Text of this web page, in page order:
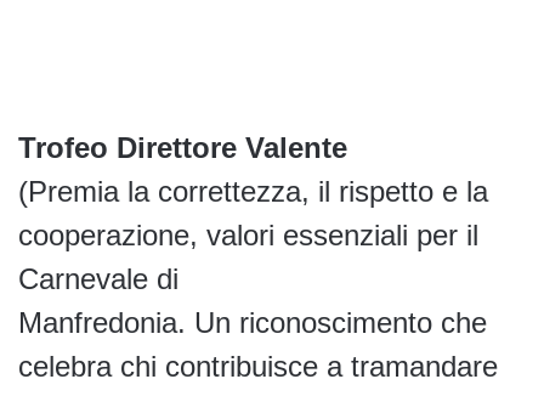
Trofeo Direttore Valente
(Premia la correttezza, il rispetto e la
cooperazione, valori essenziali per il
Carnevale di
Manfredonia. Un riconoscimento che
celebra chi contribuisce a tramandare